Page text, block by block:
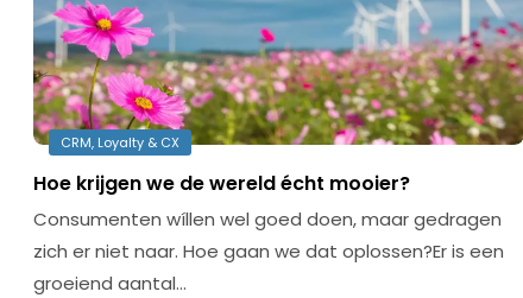
CRM, Loyalty & CX
Hoe krijgen we de wereld écht mooier?
Consumenten wíllen wel goed doen, maar gedragen
zich er niet naar. Hoe gaan we dat oplossen?Er is een
groeiend aantal…